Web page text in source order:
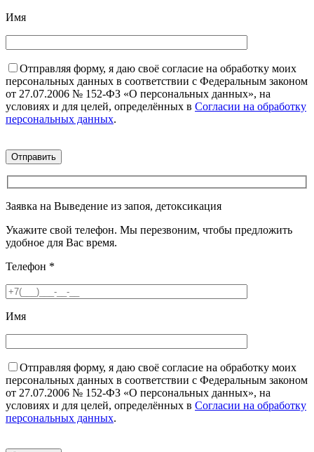
Имя
Отправляя форму, я даю своё согласие на обработку моих
персональных данных в соответствии с Федеральным законом
от 27.07.2006 № 152-ФЗ «О персональных данных», на
условиях и для целей, определённых в Согласии на обработку
персональных данных.
Заявка на Выведение из запоя, детоксикация
Укажите свой телефон. Мы перезвоним, чтобы предложить
удобное для Вас время.
Телефон *
Имя
Отправляя форму, я даю своё согласие на обработку моих
персональных данных в соответствии с Федеральным законом
от 27.07.2006 № 152-ФЗ «О персональных данных», на
условиях и для целей, определённых в Согласии на обработку
персональных данных.